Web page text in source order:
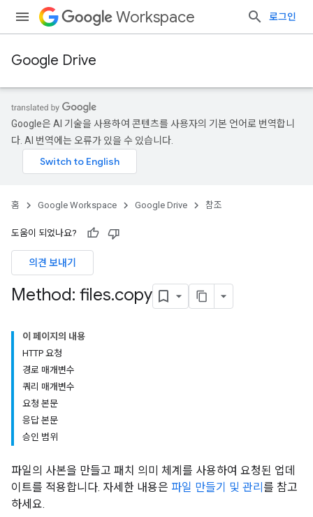
Workspace 로그인
Google Drive
Google은 AI 기술을 사용하여 콘텐츠를 사용자의 기본 언어로 번역합니
다. AI 번역에는 오류가 있을 수 있습니다.
홈 Google Workspace Google Drive 참조
도움이 되었나요?
의견 보내기
Method: files.copy
이 페이지의 내용
HTTP 요청
경로 매개변수
쿼리 매개변수
요청 본문
응답 본문
승인 범위
파일의 사본을 만들고 패치 의미 체계를 사용하여 요청된 업데
이트를 적용합니다. 자세한 내용은 파일 만들기 및 관리 를 참고
하세요.